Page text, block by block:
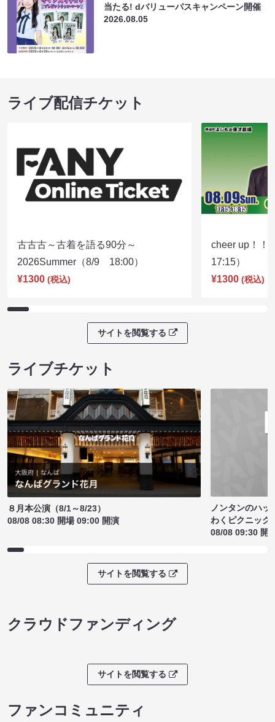
当たる! dバリューパスキャンペーン開催
2026.08.05
ライブ配信チケット
古古古～古着を語る90分～
2026Summer（8/9 18:00）
¥1300 (税込)
cheer up！
17:15）
¥1300 (税込)
サイトを閲覧する
ライブチケット
８月本公演（8/1～8/23）
08/08 08:30 開場 09:00 開演
ノンタンのハッ
わくピクニック
08/08 09:30 開
サイトを閲覧する
クラウドファンディング
サイトを閲覧する
ファンコミュニティ